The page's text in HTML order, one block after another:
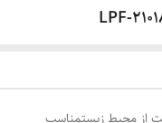
از محیط زیستمناسب